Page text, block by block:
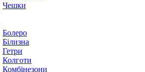
Чешки
Болеро
Білизна
Гетри
Колготи
Комбінезони